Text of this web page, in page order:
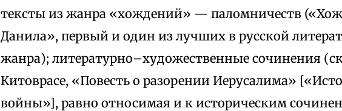
тексты из жанра «хождений» — паломничеств
Данила», первый и один из лучших в русской
жанра); литературно–художественные сочинения
Китоврасе, «Повесть о разорении Иерусалима»
войны»], равно относимая и к историческим